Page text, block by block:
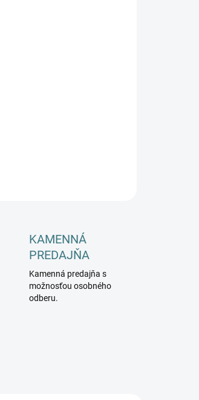
KAMENNÁ
PREDAJŇA
Kamenná predajňa s
možnosťou osobného
odberu.